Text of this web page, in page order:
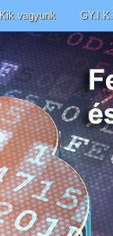
Kik vagyunk GY.I.K.